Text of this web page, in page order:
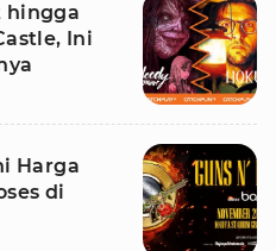
hingga
Ini
Harga
di